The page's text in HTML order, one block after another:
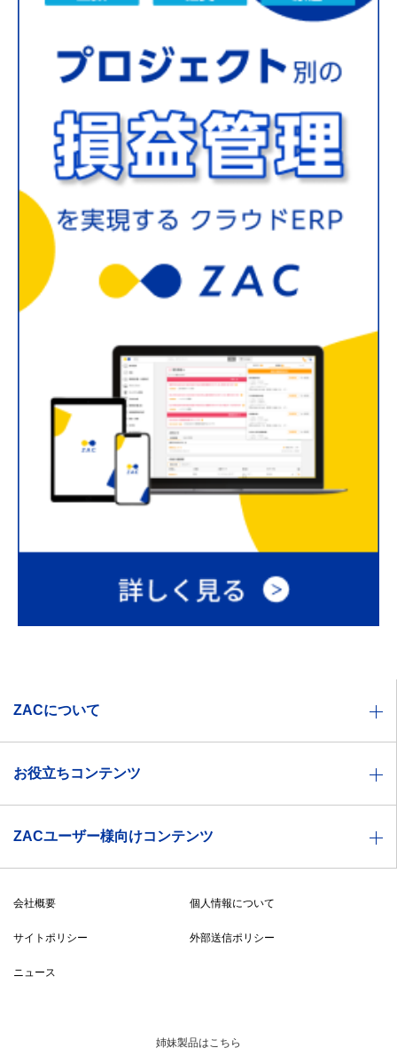
ZACについて
業種別ソリューション一覧
価格体系
製品特徴
導入事例
導入までの流れ
ZAC・Reforma PSA比較表
お役立ちコンテンツ
お役立ち資料
ZACBLOG
無料メルマガ登録
ZACユーザー様向けコンテンツ
会社概要 個人情報について
サイトポリシー 外部送信ポリシー
ニュース
姉妹製品はこちら